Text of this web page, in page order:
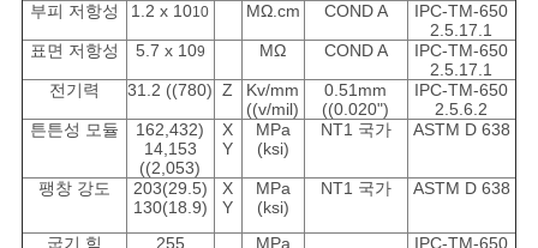
부피 저항성
1.2 x 1010 MΩ.cm COND A
IPC-TM-650
2.5.17.1
표면 저항성
5.7 x 109 MΩ COND A
IPC-TM-650
2.5.17.1
전기력
31.2 ((780) Z
Kv/mm
((v/mil)
0.51mm
((0.020")
IPC-TM-650
2.5.6.2
튼튼성 모듈
162,432)
14,153
((2,053)
X
Y
MPa
(ksi)
NT1 국가 ASTM D 638
팽창 강도
203(29.5)
130(18.9)
X
Y
MPa
(ksi)
NT1 국가 ASTM D 638
굽기 힘 255 MPa IPC-TM-650